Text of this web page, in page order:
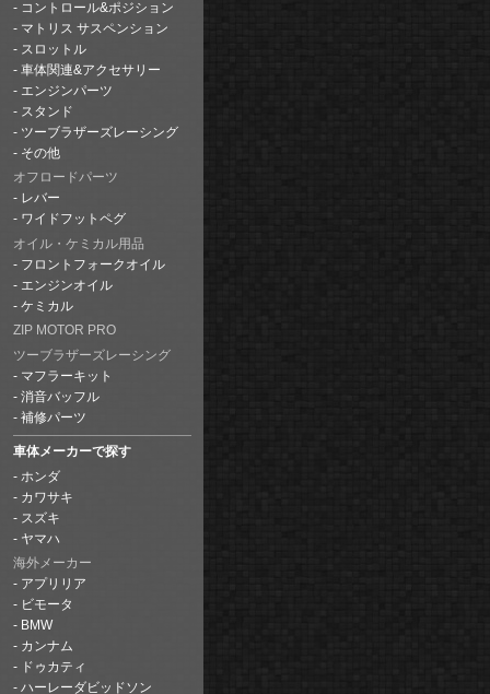
コントロール&ポジション
マトリス サスペンション
スロットル
車体関連&アクセサリー
エンジンパーツ
スタンド
ツーブラザーズレーシング
その他
オフロードパーツ
レバー
ワイドフットペグ
オイル・ケミカル用品
フロントフォークオイル
エンジンオイル
ケミカル
ZIP MOTOR PRO
ツーブラザーズレーシング
マフラーキット
消音バッフル
補修パーツ
車体メーカーで探す
ホンダ
カワサキ
スズキ
ヤマハ
海外メーカー
アプリリア
ビモータ
BMW
カンナム
ドゥカティ
ハーレーダビッドソン